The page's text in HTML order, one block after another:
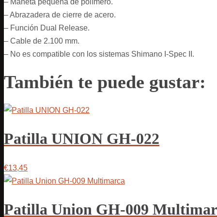
– Abrazadera de cierre de acero.
– Función Dual Release.
– Cable de 2.100 mm.
– No es compatible con los sistemas Shimano I-Spec II.
También te puede gustar:
Patilla UNION GH-022
€13,45
Patilla Union GH-009